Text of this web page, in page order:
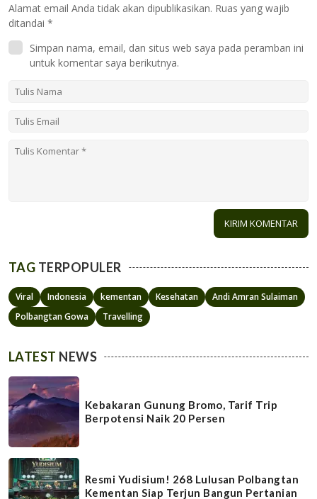
Alamat email Anda tidak akan dipublikasikan. Ruas yang wajib
ditandai *
Simpan nama, email, dan situs web saya pada peramban ini
untuk komentar saya berikutnya.
TAG TERPOPULER
Viral Indonesia kementan Kesehatan
Andi Amran Sulaiman
Polbangtan Gowa
Travelling
LATEST NEWS
Kebakaran Gunung Bromo, Tarif Trip
Berpotensi Naik 20 Persen
Resmi Yudisium! 268 Lulusan Polbangtan
Kementan Siap Terjun Bangun Pertanian